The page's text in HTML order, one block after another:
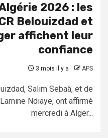
2026 : les
Belouizdad et
affichent leur
confiance
3 mois il y a APS
Salim Sebaâ, et de
Ndiaye, ont affirmé
mercredi à Alger...